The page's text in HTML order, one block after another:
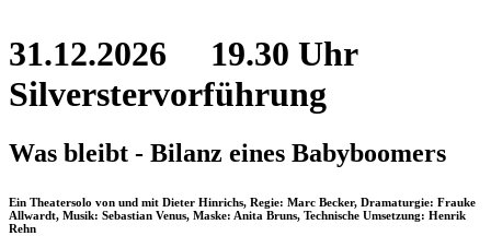
31.12.2026 19.30 Uhr
Silverstervorführung
Was bleibt - Bilanz eines Babyboomers
Ein Theatersolo von und mit Dieter Hinrichs, Regie: Marc Becker, Dramaturgie: Frauke
Allwardt, Musik: Sebastian Venus, Maske: Anita Bruns, Technische Umsetzung: Henrik
Rehn